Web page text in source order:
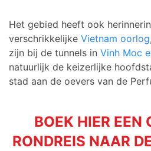
Het gebied heeft ook
verschrikkelijke Vietnam oorlog
zijn bij de tunnels in Vinh Moc
natuurlijk de keizerlijke
stad aan de oevers van de
BOEK HIER EEN
RONDREIS NAAR